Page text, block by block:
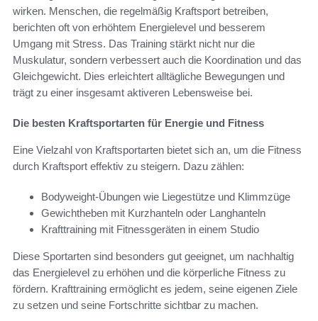
wirken. Menschen, die regelmäßig Kraftsport betreiben,
berichten oft von erhöhtem Energielevel und besserem
Umgang mit Stress. Das Training stärkt nicht nur die
Muskulatur, sondern verbessert auch die Koordination und das
Gleichgewicht. Dies erleichtert alltägliche Bewegungen und
trägt zu einer insgesamt aktiveren Lebensweise bei.
Die besten Kraftsportarten für Energie und Fitness
Eine Vielzahl von Kraftsportarten bietet sich an, um die Fitness
durch Kraftsport effektiv zu steigern. Dazu zählen:
Bodyweight-Übungen wie Liegestütze und Klimmzüge
Gewichtheben mit Kurzhanteln oder Langhanteln
Krafttraining mit Fitnessgeräten in einem Studio
Diese Sportarten sind besonders gut geeignet, um nachhaltig
das Energielevel zu erhöhen und die körperliche Fitness zu
fördern. Krafttraining ermöglicht es jedem, seine eigenen Ziele
zu setzen und seine Fortschritte sichtbar zu machen.